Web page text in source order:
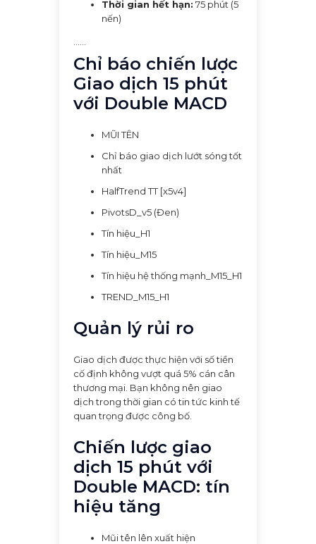
Thời gian hết hạn: 75 phút (5
nến)
Chỉ báo chiến lược
Giao dịch 15 phút
với Double MACD
MŨI TÊN
Chỉ báo giao dịch lướt sóng tốt
nhất
HalfTrend TT [x5v4]
PivotsD_v5 (Đen)
Tín hiệu_H1
Tín hiệu_M15
Tín hiệu hệ thống mạnh_M15_H1
TREND_M15_H1
Quản lý rủi ro
Giao dịch được thực hiện với số tiền
cố định không vượt quá 5% cán cân
thương mại. Bạn không nên giao
dịch trong thời gian có tin tức kinh tế
quan trọng được công bố.
Chiến lược giao
dịch 15 phút với
Double MACD: tín
hiệu tăng
Mũi tên lên xuất hiện